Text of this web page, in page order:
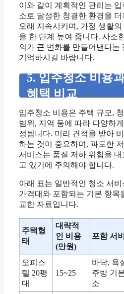
이와 같이 계획적인 관리는 입
소로 달성한 청결한 환경을 더
오래 지속시키며, 가정 생활의
을 한 단계 높여 줍니다. 사소
의가 큰 변화를 만들어낸다는
기억하시길 바랍니다.
5. 입주청소 비용
혜택 비교
입주청소 비용은 주택 규모,
범위, 지역 등에 따라 다양하
정됩니다. 미리 견적을 받아
하는 것이 중요하며, 과도한
서비스는 품질 저하 위험을 내
고 있기에 주의해야 합니다.
아래 표는 일반적인 청소 서비
가격대와 포함되는 기본 항목
교한 자료입니다.
주택형
태
대략적
인 비용
(만원)
포함 서
오피스
텔 20평
대
15~25
바닥, 욕
주방 기
소